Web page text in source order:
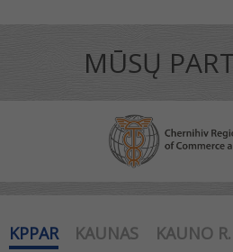
MŪSŲ
KPPAR KAUNAS KAUNO R.